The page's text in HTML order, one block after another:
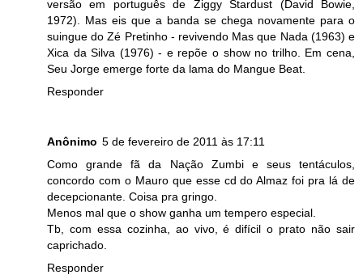
versão em português de Ziggy Stardust (David Bowie,
1972). Mas eis que a banda se chega novamente para o
suingue do Zé Pretinho - revivendo Mas que Nada (1963) e
Xica da Silva (1976) - e repõe o show no trilho. Em cena,
Seu Jorge emerge forte da lama do Mangue Beat.
Responder
Anônimo 5 de fevereiro de 2011 às 17:11
Como grande fã da Nação Zumbi e seus tentáculos,
concordo com o Mauro que esse cd do Almaz foi pra lá de
decepcionante. Coisa pra gringo.
Menos mal que o show ganha um tempero especial.
Tb, com essa cozinha, ao vivo, é difícil o prato não sair
caprichado.
Responder